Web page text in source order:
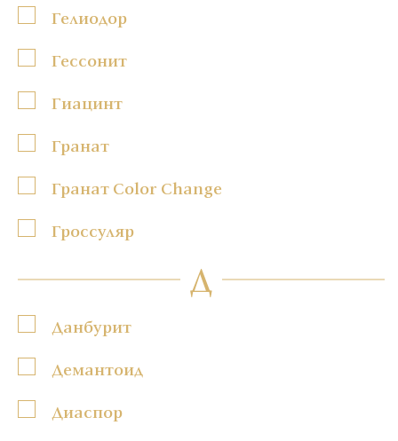
Гелиодор
Гессонит
Гиацинт
Гранат
Гранат Color Change
Гроссуляр
Д
Данбурит
Демантоид
Диаспор